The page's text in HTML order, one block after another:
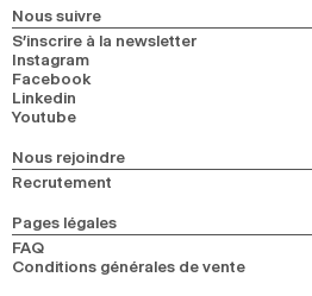
Nous suivre
S’inscrire à la newsletter
Instagram
Facebook
Linkedin
Youtube
Nous rejoindre
Recrutement
Pages légales
FAQ
Conditions générales de vente